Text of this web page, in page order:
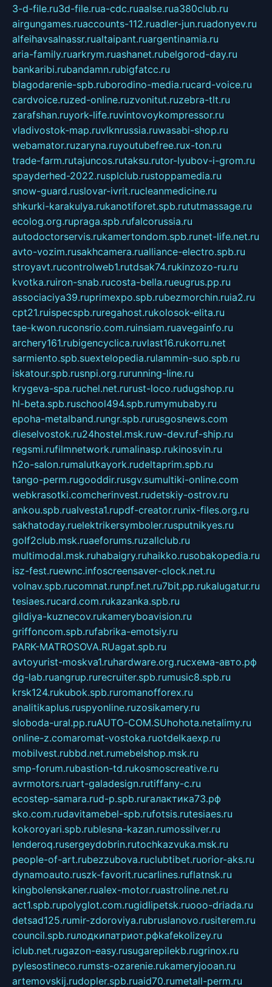
3-d-file.ru3d-file.rua-cdc.ruaalse.rua380club.ru
airgungames.ruaccounts-112.ruadler-jun.ruadonyev.ru
alfeihavsalnassr.rualtaipant.ruargentinamia.ru
aria-family.ruarkrym.ruashanet.rubelgorod-day.ru
bankaribi.rubandamn.rubigfatcc.ru
blagodarenie-spb.ruborodino-media.rucard-voice.ru
cardvoice.ruzed-online.ruzvonitut.ruzebra-tlt.ru
zarafshan.ruyork-life.ruvintovoykompressor.ru
vladivostok-map.ruvlknrussia.ruwasabi-shop.ru
webamator.ruzaryna.ruyoutubefree.rux-ton.ru
trade-farm.rutajuncos.rutaksu.rutor-lyubov-i-grom.ru
spayderhed-2022.rusplclub.rustoppamedia.ru
snow-guard.ruslovar-ivrit.rucleanmedicine.ru
shkurki-karakulya.rukanotiforet.spb.rututmassage.ru
ecolog.org.rupraga.spb.rufalcorussia.ru
autodoctorservis.rukamertondom.spb.runet-life.net.ru
avto-vozim.rusakhcamera.rualliance-electro.spb.ru
stroyavt.rucontrolweb1.rutdsak74.rukinzozo-ru.ru
kvotka.ruiron-snab.rucosta-bella.rueugrus.pp.ru
associaciya39.ruprimexpo.spb.rubezmorchin.ruia2.ru
cpt21.ruispecspb.ruregahost.rukolosok-elita.ru
tae-kwon.ruconsrio.com.ruinsiam.ruavegainfo.ru
archery161.rubigencyclica.ruvlast16.rukorru.net
sarmiento.spb.suextelopedia.rulammin-suo.spb.ru
iskatour.spb.rusnpi.org.rurunning-line.ru
krygeva-spa.ruchel.net.rurust-loco.rudugshop.ru
hl-beta.spb.ruschool494.spb.rumymubaby.ru
epoha-metalband.rungr.spb.rurusgosnews.com
dieselvostok.ru24hostel.msk.ruw-dev.ruf-ship.ru
regsmi.rufilmnetwork.rumalinasp.rukinosvin.ru
h2o-salon.rumalutkayork.rudeltaprim.spb.ru
tango-perm.rugooddir.rusgv.sumultiki-online.com
webkrasotki.comcherinvest.rudetskiy-ostrov.ru
ankou.spb.rualvesta1.rupdf-creator.runix-files.org.ru
sakhatoday.ruelektrikersymboler.rusputnikyes.ru
golf2club.msk.ruaeforums.ruzallclub.ru
multimodal.msk.ruhabaigry.ruhaikko.rusobakopedia.ru
isz-fest.ruewnc.infoscreensaver-clock.net.ru
volnav.spb.rucomnat.runpf.net.ru7bit.pp.rukalugatur.ru
tesiaes.rucard.com.rukazanka.spb.ru
gildiya-kuznecov.rukameryboavision.ru
griffoncom.spb.rufabrika-emotsiy.ru
PARK-MATROSOVA.RUagat.spb.ru
avtoyurist-moskva1.ruhardware.org.ruсхема-авто.рф
dg-lab.ruangrup.rurecruiter.spb.rumusic8.spb.ru
krsk124.rukubok.spb.ruromanofforex.ru
analitikaplus.ruspyonline.ruzosikamery.ru
sloboda-ural.pp.ruAUTO-COM.SUhohota.netalimy.ru
online-z.comaromat-vostoka.ruotdelkaexp.ru
mobilvest.rubbd.net.rumebelshop.msk.ru
smp-forum.rubastion-td.rukosmoscreative.ru
avrmotors.ruart-galadesign.rutiffany-c.ru
ecostep-samara.rud-p.spb.ruгалактика73.рф
sko.com.rudavitamebel-spb.rufotsis.rutesiaes.ru
kokoroyari.spb.rublesna-kazan.rumossilver.ru
lenderoq.rusergeydobrin.rutochkazvuka.msk.ru
people-of-art.rubezzubova.ruclubtibet.ruorior-aks.ru
dynamoauto.ruszk-favorit.rucarlines.ruflatnsk.ru
kingbolenskaner.rualex-motor.ruastroline.net.ru
act1.spb.rupolyglot.com.rugidlipetsk.ruooo-driada.ru
detsad125.rumir-zdoroviya.rubruslanovo.rusiterem.ru
council.spb.ruлодкипатриот.рфkafekolizey.ru
iclub.net.rugazon-easy.rusugarepilekb.rugrinox.ru
pylesostineco.rumsts-ozarenie.rukameryjooan.ru
artemovskij.rudopler.spb.ruaid70.rumetall-perm.ru